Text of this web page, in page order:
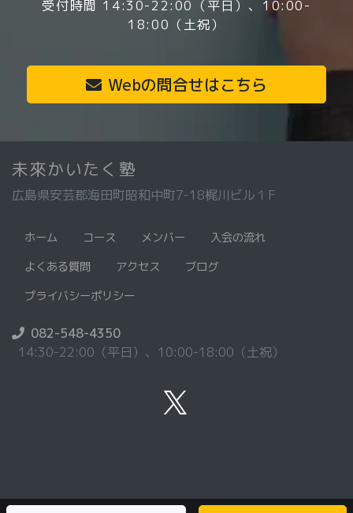
受付時間 14:30-22:00（平日）、10:00-
18:00（土祝）
Webの問合せはこちら
未來かいたく塾
広島県安芸郡海田町昭和中町7-18梶川ビル１F
ホーム コース メンバー
入会の流れ
よくある質問
アクセス
ブログ
プライバシーポリシー
082-548-4350
14:30-22:00（平日）、10:00-18:00（土祝）